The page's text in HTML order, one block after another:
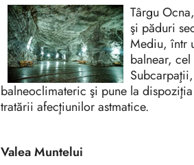
Târgu
şi păduri
Mediu, într
balnear,
balneoclimateric şi pune la
tratării afecţiunilor astmatice.
Valea Muntelui